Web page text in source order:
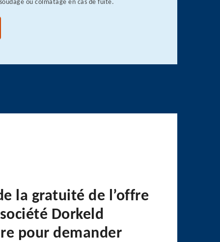
ou colmatage en cas de fuite.
la gratuité de l’offre
Dorkeld
pour demander